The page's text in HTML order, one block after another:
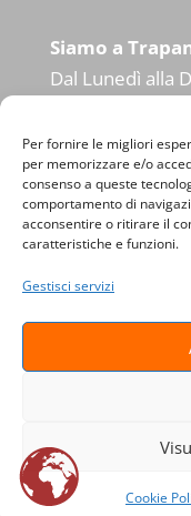
Per fornire le migliori
per memorizzare e/o
consenso a queste
comportamento di
acconsentire o ritirare il
caratteristiche e funzioni.
Gestisci servizi
Cookie
Siamo a
Dal Lunedì alla
Termini e
Social Rent
02400910812